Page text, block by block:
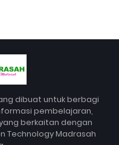
dibuat untuk berbagi
pembelajaran,
berkaitan dengan
Technology Madrasah